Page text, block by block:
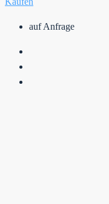
auf Anfrage